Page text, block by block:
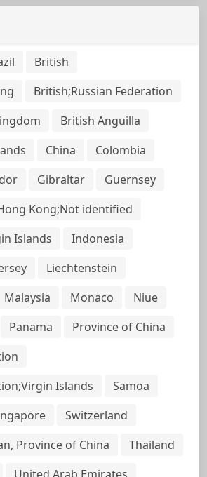
British
British;Russian Federation
British Anguilla
China
Colombia
Gibraltar
Guernsey
Kong;Not identified
Islands
Indonesia
Liechtenstein
Malaysia Monaco
Niue
Panama
Province of China
Islands
Samoa
Switzerland
Province of China
Thailand